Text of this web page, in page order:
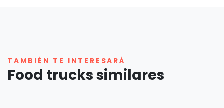
TAMBIÉN TE INTERESARÁ
Food trucks similares